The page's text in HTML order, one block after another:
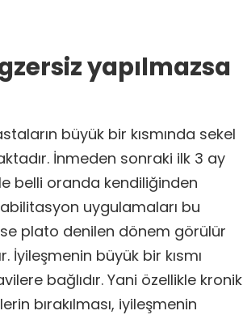
yapılmazsa
büyük bir kısmında sekel
İnmeden sonraki ilk 3 ay
belli oranda kendiliğinden
uygulamaları bu
plato denilen dönem görülür
İyileşmenin büyük bir kısmı
bağlıdır. Yani özellikle kronik
bırakılması, iyileşmenin